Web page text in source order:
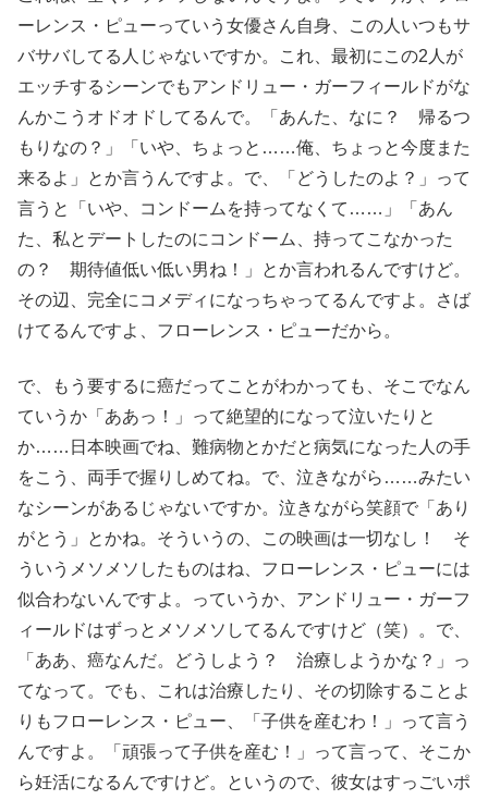
ーレンス・ピューっていう女優さん自身、この人いつもサ
バサバしてる人じゃないですか。これ、最初にこの2人が
エッチするシーンでもアンドリュー・ガーフィールドがな
んかこうオドオドしてるんで。「あんた、なに？ 帰るつ
もりなの？」「いや、ちょっと……俺、ちょっと今度また
来るよ」とか言うんですよ。で、「どうしたのよ？」って
言うと「いや、コンドームを持ってなくて……」「あん
た、私とデートしたのにコンドーム、持ってこなかった
の？ 期待値低い低い男ね！」とか言われるんですけど。
その辺、完全にコメディになっちゃってるんですよ。さば
けてるんですよ、フローレンス・ピューだから。
で、もう要するに癌だってことがわかっても、そこでなん
ていうか「ああっ！」って絶望的になって泣いたりと
か……日本映画でね、難病物とかだと病気になった人の手
をこう、両手で握りしめてね。で、泣きながら……みたい
なシーンがあるじゃないですか。泣きながら笑顔で「あり
がとう」とかね。そういうの、この映画は一切なし！ そ
ういうメソメソしたものはね、フローレンス・ピューには
似合わないんですよ。っていうか、アンドリュー・ガーフ
ィールドはずっとメソメソしてるんですけど（笑）。で、
「ああ、癌なんだ。どうしよう？ 治療しようかな？」っ
てなって。でも、これは治療したり、その切除することよ
りもフローレンス・ピュー、「子供を産むわ！」って言う
んですよ。「頑張って子供を産む！」って言って、そこか
ら妊活になるんですけど。というので、彼女はすっごいポ